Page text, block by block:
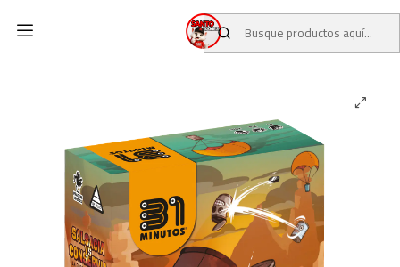
JUEGOS DE MESA JUEGOS 31 MINUTOS
Salsacia Vs Conservia